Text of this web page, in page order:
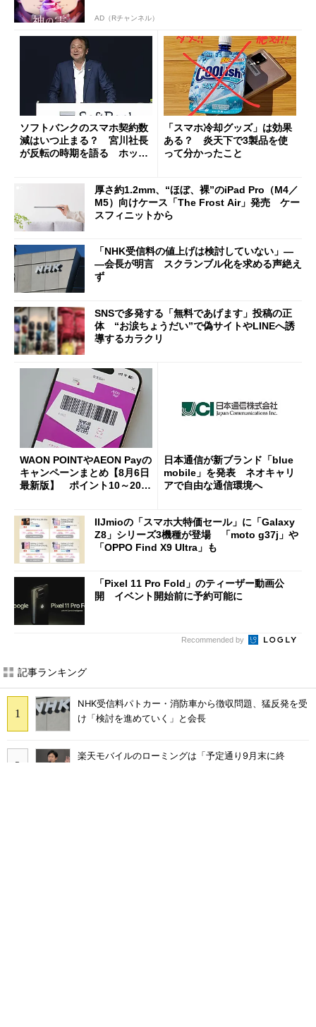
AD（Rチャンネル）
ソフトバンクのスマホ契約数
減はいつ止まる？ 宮川社長
が反転の時期を語る ホッピ
「スマホ冷却グッズ」は効果
ある？ 炎天下で3製品を使
って分かったこと
厚さ約1.2mm、“ほぼ、裸”のiPad Pro（M4／
M5）向けケース「The Frost Air」発売 ケー
スフィニットから
「NHK受信料の値上げは検討していない」―
―会長が明言 スクランブル化を求める声絶え
ず
SNSで多発する「無料であげます」投稿の正
体 “お涙ちょうだい”で偽サイトやLINEへ誘
導するカラクリ
WAON POINTやAEON Payの
キャンペーンまとめ【8月6日
最新版】 ポイント10～20倍
日本通信が新ブランド「blue
mobile」を発表 ネオキャリ
アで自由な通信環境へ
IIJmioの「スマホ大特価セール」に「Galaxy
Z8」シリーズ3機種が登場 「moto g37j」や
「OPPO Find X9 Ultra」も
「Pixel 11 Pro Fold」のティーザー動画公
開 イベント開始前に予約可能に
Recommended by
記事ランキング
NHK受信料パトカー・消防車から徴収問題、猛反発を受
け「検討を進めていく」と会長
楽天モバイルのローミングは「予定通り9月末に終